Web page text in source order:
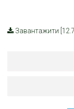
Завантажити